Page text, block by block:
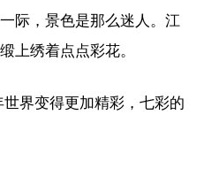
际，景色是那么迷人。江
上绣着点点彩花。
界变得更加精彩，七彩的